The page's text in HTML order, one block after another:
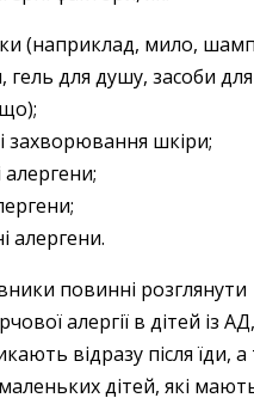
(наприклад, мило,
гель для душу, засоби
захворювання шкіри;
алергени;
алергени.
повинні розглянути
алергії в дітей із
відразу після їди,
дітей, які